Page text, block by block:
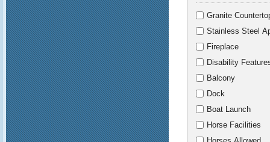
Granite
Stainless Steel
Fireplace
Disability
Balcony
Dock
Boat Launch
Horse Facilities